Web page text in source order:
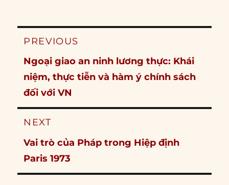
Post
PREVIOUS
Previous
post:
Ngoại giao an ninh lương thực: Khái
niệm, thực tiễn và hàm ý chính sách
đối với VN
NEXT
Next
post:
Vai trò của Pháp trong Hiệp định
Paris 1973